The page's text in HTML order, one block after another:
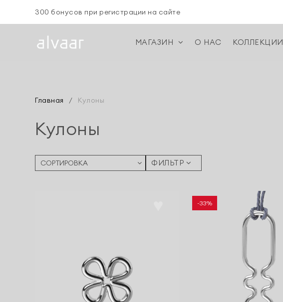
300 бонусов при регистрации на сайте
МАГАЗИН О НАС КОЛЛЕКЦИИ
Главная / Кулоны
Кулоны
ФИЛЬТР
-33%